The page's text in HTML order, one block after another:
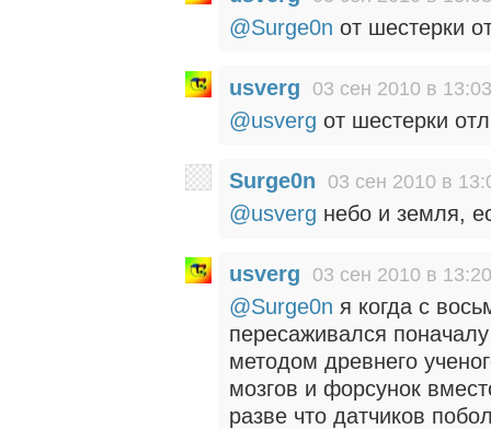
@Surge0n от шестерки
usverg 03 сен 2010 в 13:03
@usverg от шестерки
Surge0n 03 сен 2010 в
@usverg небо и земля,
usverg 03 сен 2010 в 13:20
@Surge0n я когда с
пересаживался
методом древнего
мозгов и форсунок
разве что датчиков